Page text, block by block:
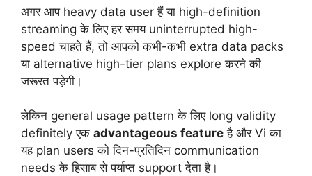
अगर आप heavy data user हैं या high-definition
streaming के लिए हर समय uninterrupted high-
speed चाहते हैं, तो आपको कभी-कभी extra data packs
या alternative high-tier plans explore करने की
जरूरत पड़ेगी।
लेकिन general usage pattern के लिए long validity
definitely एक advantageous feature है और Vi का
यह plan users को दिन-प्रतिदिन communication
needs के हिसाब से पर्याप्त support देता है।